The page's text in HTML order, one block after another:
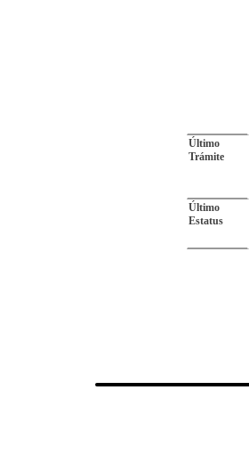
Último
Trámite
Último
Estatus